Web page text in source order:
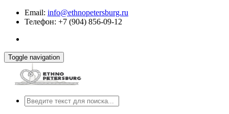
Email: info@ethnopetersburg.ru
Телефон: +7 (904) 856-09-12
Toggle navigation